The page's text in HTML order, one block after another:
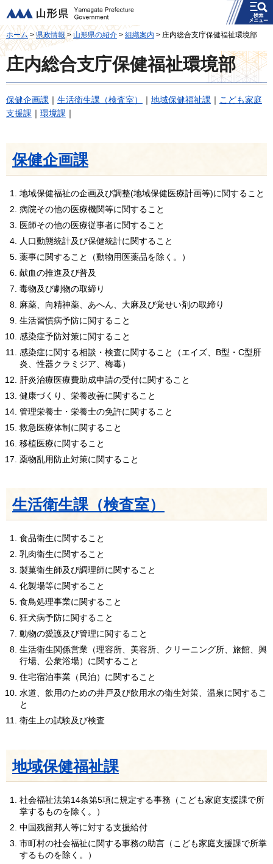
山形県
メニュー
ホーム>県政情報>山形県の紹介 > 組織案内 > 庄内総合支庁保健福祉環境部
庄内総合支庁保健福祉環境部
保健企画課 ｜ 生活衛生課（検査室） ｜ 地域保健福祉課 ｜ こども家庭
支援課 ｜ 環境課 ｜
保健企画課
地域保健福祉の企画及び調整(地域保健医療計画等)に関すること
病院その他の医療機関等に関すること
医師その他の医療従事者に関すること
人口動態統計及び保健統計に関すること
薬事に関すること（動物用医薬品を除く。）
献血の推進及び普及
毒物及び劇物の取締り
麻薬、向精神薬、あへん、大麻及び覚せい剤の取締り
生活習慣病予防に関すること
感染症予防対策に関すること
感染症に関する相談・検査に関すること（エイズ、B型・C型肝
炎、性器クラミジア、梅毒）
肝炎治療医療費助成申請の受付に関すること
健康づくり、栄養改善に関すること
管理栄養士・栄養士の免許に関すること
救急医療体制に関すること
移植医療に関すること
薬物乱用防止対策に関すること
生活衛生課（検査室）
食品衛生に関すること
乳肉衛生に関すること
製菓衛生師及び調理師に関すること
化製場等に関すること
食鳥処理事業に関すること
狂犬病予防に関すること
動物の愛護及び管理に関すること
生活衛生関係営業（理容所、美容所、クリーニング所、旅館、興
行場、公衆浴場）に関すること
住宅宿泊事業（民泊）に関すること
水道、飲用のための井戸及び飲用水の衛生対策、温泉に関するこ
と
衛生上の試験及び検査
地域保健福祉課
社会福祉法第14条第5項に規定する事務（こども家庭支援課で所
掌するものを除く。）
中国残留邦人等に対する支援給付
市町村の社会福祉に関する事務の助言（こども家庭支援課で所掌
するものを除く。）